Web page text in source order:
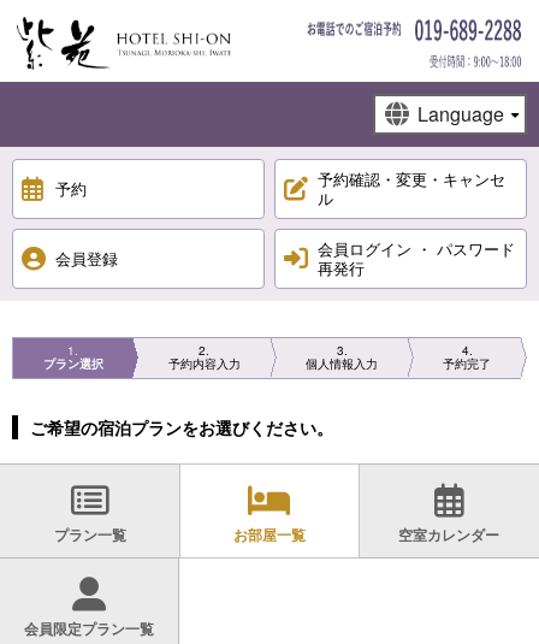
予約
予約確認・変更・キャンセ
ル
会員登録
会員ログイン ・ パスワード
再発行
1
プラン選択
2
予約内容入力
3
個人情報入力
4
予約完了
ご希望の宿泊プランをお選びください。
プラン一覧 お部屋一覧 空室カレンダー
会員限定プラン一覧